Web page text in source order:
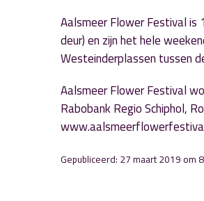
Aalsmeer Flower Festival is
deur) en zijn het hele
Westeinderplassen tussen
Aalsmeer Flower Festival
Rabobank Regio Schiphol,
Gepubliceerd: 27 maart 2019 om